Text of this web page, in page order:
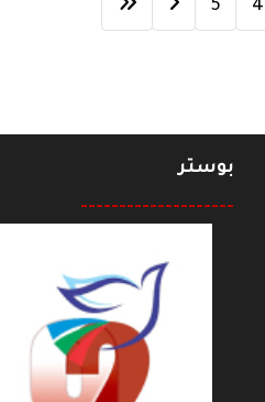
4
5
بوستر
--------------------